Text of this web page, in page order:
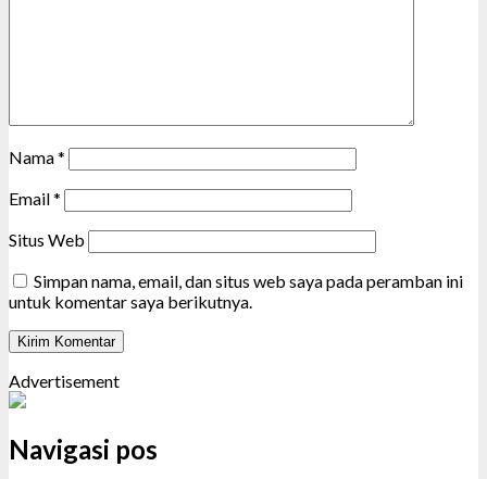
Nama*
Email*
Situs Web
Simpan nama, email, dan situs web saya pada peramban ini
untuk komentar saya berikutnya.
Advertisement
Navigasi pos